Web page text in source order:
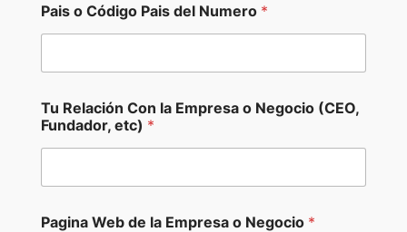
Pais o Código Pais del Numero *
Tu Relación Con la Empresa o Negocio (CEO,
Fundador, etc) *
Pagina Web de la Empresa o Negocio *